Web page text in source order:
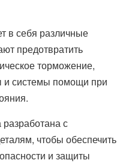
в себя различные
предотвратить
торможение,
системы помощи при
с
чтобы обеспечить
и защиты